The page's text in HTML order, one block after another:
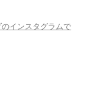
インスタグラムで